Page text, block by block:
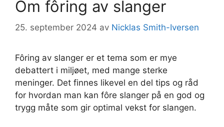
Om fôring av slanger
25. september 2024 av Nicklas Smith-Iversen
Fôring av slanger er et tema som er mye
debattert i miljøet, med mange sterke
meninger. Det finnes likevel en del tips og råd
for hvordan man kan fôre slanger på en god og
trygg måte som gir optimal vekst for slangen.